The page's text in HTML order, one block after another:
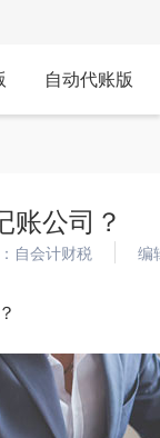
自动代账版
账公司？
自会计财税 编